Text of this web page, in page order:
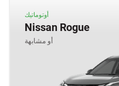
أوتوماتيك
Nissan Rogue
أو مشابهة